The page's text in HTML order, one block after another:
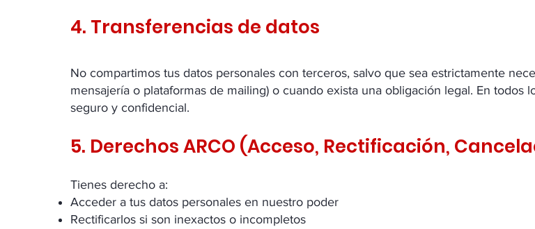
4. Transferencias de datos
No compartimos tus datos personales con terceros, salvo que sea estrictamente
mensajería o plataformas de mailing) o cuando exista una obligación legal. En todos
seguro y confidencial.
5. Derechos ARCO (Acceso, Rectificación,
Tienes derecho a:
Acceder a tus datos personales en nuestro poder
Rectificarlos si son inexactos o incompletos